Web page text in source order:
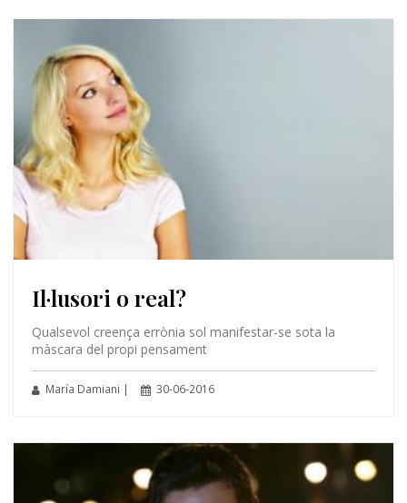
Il·lusori o real?
Qualsevol creença errònia sol manifestar-se sota la
màscara del propi pensament
María Damiani | 30-06-2016